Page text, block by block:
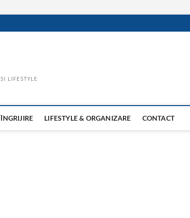
LIFESTYLE
LIFESTYLE & ORGANIZARE CONTACT